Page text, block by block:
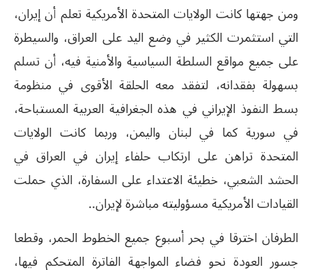
ومن جهتها كانت الولايات المتحدة الأمريكية تعلم أن إيران،
التي استثمرت الكثير في وضع اليد على العراق، والسيطرة
على جميع مواقع السلطة السياسية والأمنية فيه، أن تسلم
بسهولة بفقدانه، لتفقد معه الحلقة الأقوى في منظومة
بسط النفوذ الإيراني في هذه الجغرافية العربية المستباحة،
في سورية كما في لبنان واليمن، وربما كانت الولايات
المتحدة تراهن على ارتكاب حلفاء إيران في العراق في
الحشد الشعبي، خطيئة الاعتداء على السفارة، الذي حملت
القيادات الأمريكية مسؤوليته مباشرة لإيران..
الطرفان اخترقا في بحر أسبوع جميع الخطوط الحمر، وقطعا
جسور العودة نحو فضاء المواجهة الفاترة المتحكم فيها،